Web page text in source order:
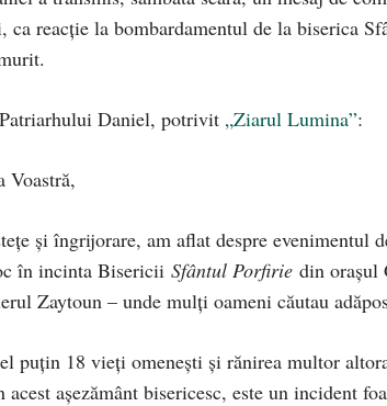
ca reacție la bombardamentul de la biserica
Daniel, potrivit „Ziarul Lumina”:
Voastră,
și îngrijorare, am aflat despre evenimentul
în incinta Bisericii Sfântul Porfirie din orașul
Zaytoun – unde mulți oameni căutau
puțin 18 vieți omenești și rănirea multor
acest așezământ bisericesc, este un incident